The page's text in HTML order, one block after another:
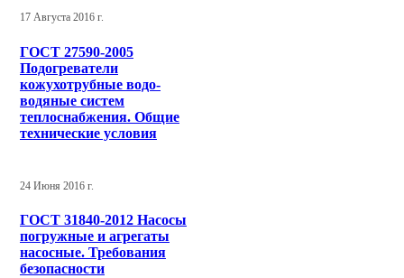
17 Августа 2016 г.
ГОСТ 27590-2005
Подогреватели
кожухотрубные водо-
водяные систем
теплоснабжения. Общие
технические условия
24 Июня 2016 г.
ГОСТ 31840-2012 Насосы
погружные и агрегаты
насосные. Требования
безопасности